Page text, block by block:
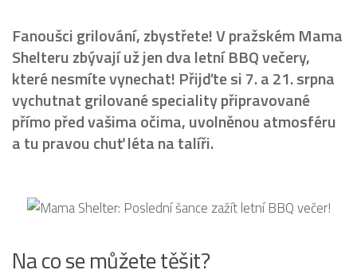
Fanoušci grilování, zbystřete! V pražském Mama
Shelteru zbývají už jen dva letní BBQ večery,
které nesmíte vynechat! Přijďte si 7. a 21. srpna
vychutnat grilované speciality připravované
přímo před vašima očima, uvolněnou atmosféru
a tu pravou chuť léta na talíři.
Na co se můžete těšit?